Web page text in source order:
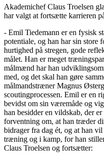
Akademichef Claus Troelsen
har valgt at fortsætte karrieren
- Emil Tiedemann er en fysisk
potentiale, og han har sin store
hurtighed på stregen, gode
målet. Han er meget
målmænd har han
med, og det skal han gøre
målmandstræner Magnus
scoutingprocessen. Emil er en
bevidst om sin væremåde og
han besidder en vildskab, der
forventning om, at han træder
bidrager fra dag ét, og at han
træning og i kamp, for han
Claus Troelsen og fortsætter: